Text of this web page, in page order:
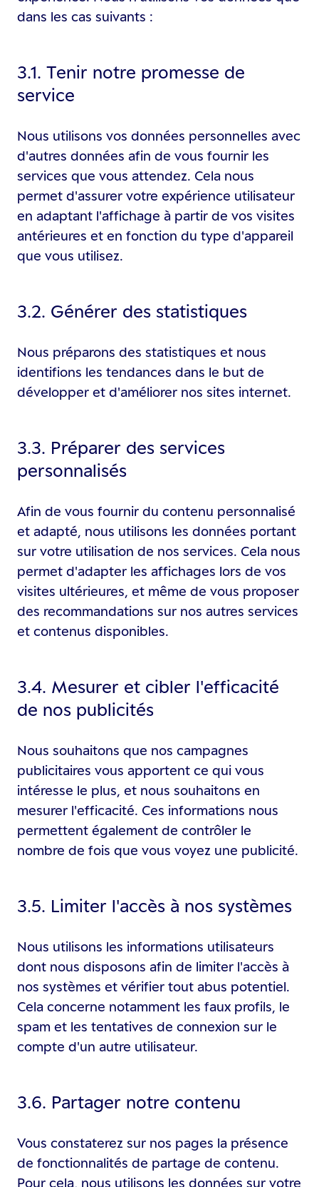
dans les cas suivants :
3.1. Tenir notre promesse de
service
Nous utilisons vos données personnelles avec
d'autres données afin de vous fournir les
services que vous attendez. Cela nous
permet d'assurer votre expérience utilisateur
en adaptant l'affichage à partir de vos visites
antérieures et en fonction du type d'appareil
que vous utilisez.
3.2. Générer des statistiques
Nous préparons des statistiques et nous
identifions les tendances dans le but de
développer et d'améliorer nos sites internet.
3.3. Préparer des services
personnalisés
Afin de vous fournir du contenu personnalisé
et adapté, nous utilisons les données portant
sur votre utilisation de nos services. Cela nous
permet d'adapter les affichages lors de vos
visites ultérieures, et même de vous proposer
des recommandations sur nos autres services
et contenus disponibles.
3.4. Mesurer et cibler l'efficacité
de nos publicités
Nous souhaitons que nos campagnes
publicitaires vous apportent ce qui vous
intéresse le plus, et nous souhaitons en
mesurer l'efficacité. Ces informations nous
permettent également de contrôler le
nombre de fois que vous voyez une publicité.
3.5. Limiter l'accès à nos systèmes
Nous utilisons les informations utilisateurs
dont nous disposons afin de limiter l'accès à
nos systèmes et vérifier tout abus potentiel.
Cela concerne notamment les faux profils, le
spam et les tentatives de connexion sur le
compte d'un autre utilisateur.
3.6. Partager notre contenu
Vous constaterez sur nos pages la présence
de fonctionnalités de partage de contenu.
Pour cela, nous utilisons les données sur votre